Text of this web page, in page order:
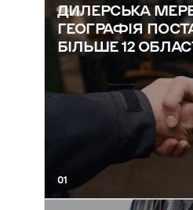
ДИЛЕРСЬКА
ГЕОГРАФІЯ
БІЛЬШЕ 12
01